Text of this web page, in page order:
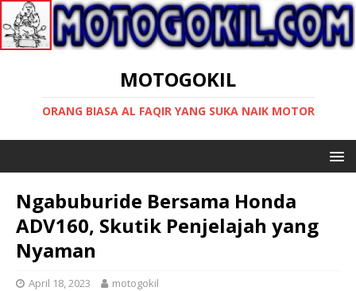
MOTOGOKIL
ORANG BIASA AL FAQIR YANG SUKA NAIK MOTOR
Ngabuburide Bersama Honda
ADV160, Skutik Penjelajah yang
Nyaman
April 18, 2023 motogokil